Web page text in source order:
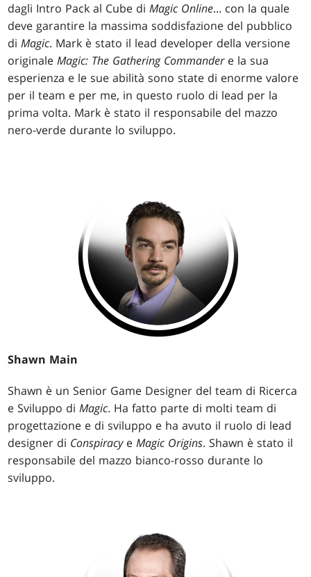
dagli Intro Pack al Cube diMagic Online... con la quale
deve garantire la massima soddisfazione del pubblico
diMagic. Mark è stato il lead developer della versione
originaleMagic: The Gathering Commander e la sua
esperienza e le sue abilità sono state di enorme valore
per il team e per me, in questo ruolo di lead per la
prima volta. Mark è stato il responsabile del mazzo
nero-verde durante lo sviluppo.
Shawn Main
Shawn è un Senior Game Designer del team di Ricerca
e Sviluppo diMagic. Ha fatto parte di molti team di
progettazione e di sviluppo e ha avuto il ruolo di lead
designer di ConspiracyeMagic Origins. Shawn è stato il
responsabile del mazzo bianco-rosso durante lo
sviluppo.